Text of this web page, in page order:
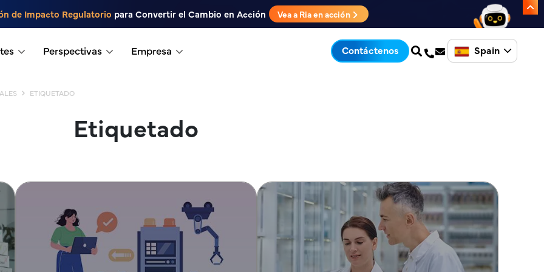
de Impacto Regulatorio para Convertir el Cambio en Acción Vea a Ria en acción
Perspectivas Empresa Contáctenos Spain
ETIQUETADO
Etiquetado